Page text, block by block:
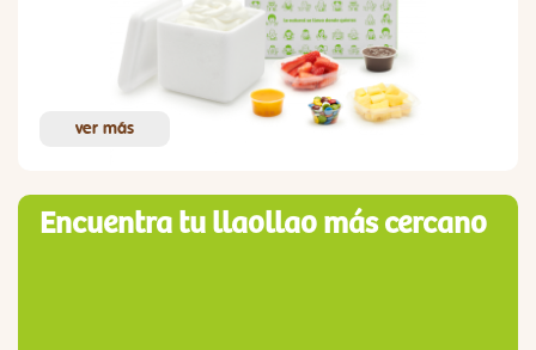
ver más
Encuentra tu llaollao más cercano